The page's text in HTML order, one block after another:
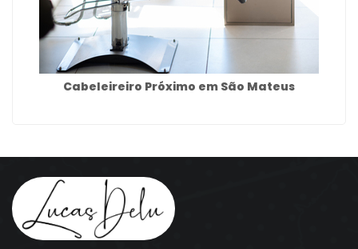
Cabeleireiro Próximo em São Mateus